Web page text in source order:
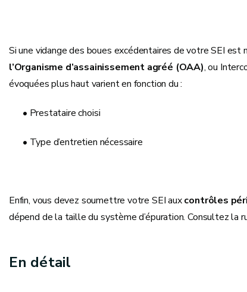
Si une vidange des boues excédentaires de votre SEI est
l’Organisme d’assainissement agréé (OAA), ou
évoquées plus haut varient en fonction du :
• Prestataire choisi
• Type d’entretien nécessaire
Enfin, vous devez soumettre votre SEI auxcontrôles
dépend de la taille du système d’épuration. Consultez la
En détail